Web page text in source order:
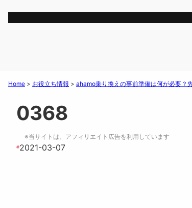
Home > お役立ち情報 > ahamo乗り換えの事前準備は何が必要？
0368
※当サイトは、アフィリエイト広告を利用しています
#2021-03-07